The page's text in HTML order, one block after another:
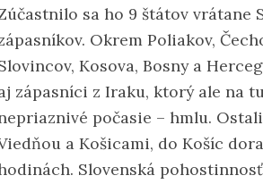
sa ho 9 štátov vrátane
Okrem Poliakov,
Kosova, Bosny a
zápasníci z Iraku, ktorý ale na
počasie – hmlu.
a Košicami, do Košíc
Slovenská